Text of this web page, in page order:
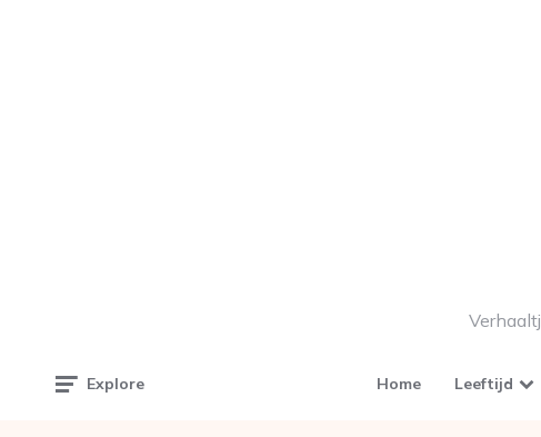
Explore Home Leeftijd